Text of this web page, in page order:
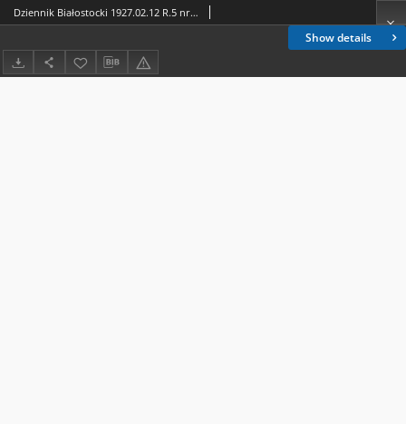
Show details
Dziennik Białostocki 1927.02.12 R.5 nr 43